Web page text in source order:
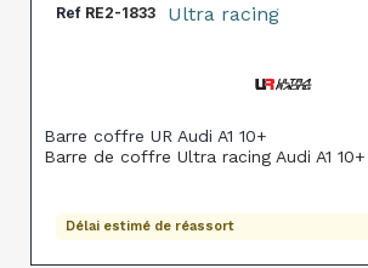
Ref RE2-1833 Ultra racing
Barre coffre UR Audi A1 10+
Barre de coffre Ultra racing Audi A1 10+
Délai estimé de réassort